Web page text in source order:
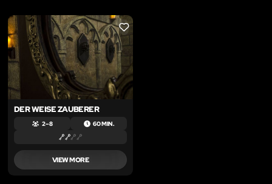
LIKE
DER WEISE ZAUBERER
2 – 8 60 MIN.
VIEW MORE